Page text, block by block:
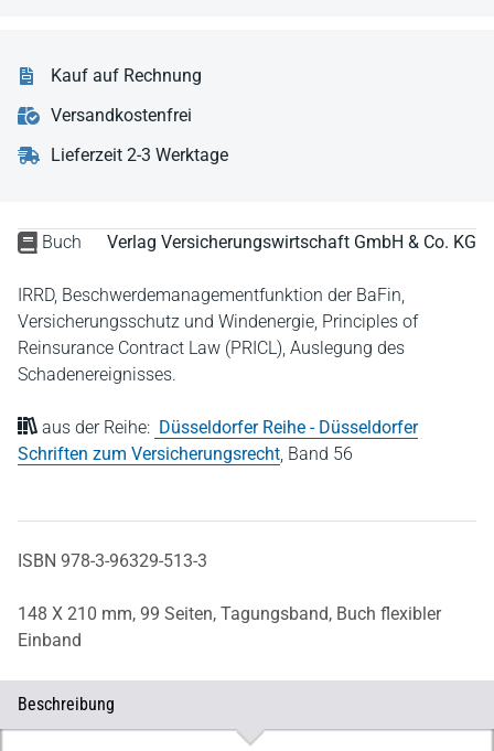
Buch Verlag Versicherungswirtschaft GmbH & Co. KG
IRRD, Beschwerdemanagementfunktion der BaFin,
Versicherungsschutz und Windenergie, Principles of
Reinsurance Contract Law (PRICL), Auslegung des
Schadenereignisses.
aus der Reihe: Düsseldorfer Reihe - Düsseldorfer
Schriften zum Versicherungsrecht, Band 56
ISBN 978-3-96329-513-3
148 X 210 mm, 99 Seiten, Tagungsband, Buch flexibler
Einband
Kauf auf Rechnung
Versandkostenfrei
Lieferzeit 2-3 Werktage
Beschreibung